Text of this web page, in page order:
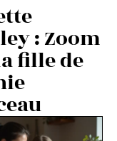
: Zoom
fille de